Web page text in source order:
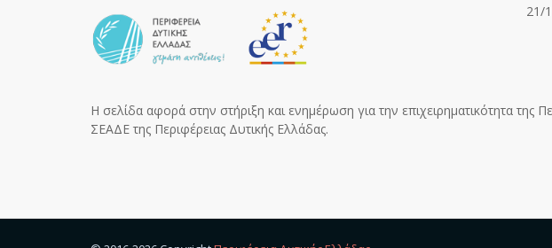
21/
Η σελίδα αφορά στην στήριξη και ενημέρωση για την επιχειρηματικότητα της
ΣΕΑΔΕ της Περιφέρειας Δυτικής Ελλάδας.